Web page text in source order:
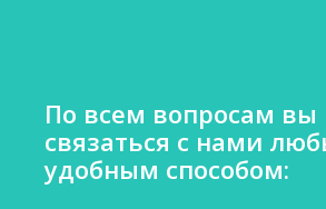
По всем вопросам
связаться с нами
удобным способом: